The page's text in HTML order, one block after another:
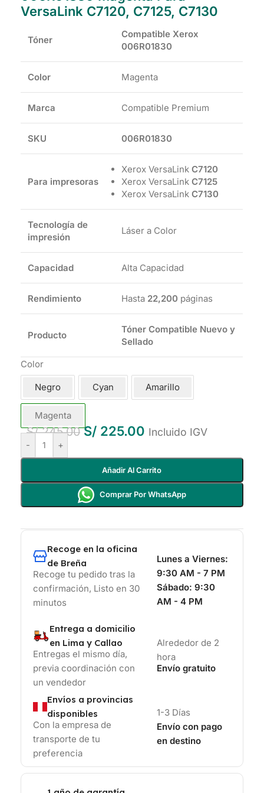
VersaLink C7120, C7125, C7130
Tóner
Compatible Xerox
006R01830
Color Magenta
Marca Compatible Premium
SKU 006R01830
Para impresoras
Xerox VersaLink C7120
Xerox VersaLink C7125
Xerox VersaLink C7130
Tecnología de
impresión
Láser a Color
Capacidad Alta Capacidad
Rendimiento Hasta 22,200 páginas
Producto
Tóner Compatible Nuevo y
Sellado
Color
Negro Cyan Amarillo
Magenta
S/245.00 S/ 225.00 Incluido IGV
- +
Añadir Al Carrito
Comprar Por WhatsApp
Recoge en la oficina
de Breña
Recoge tu pedido tras la
confirmación, Listo en 30
minutos
Lunes a Viernes:
9:30 AM - 7 PM
Sábado: 9:30
AM - 4 PM
Entrega a domicilio
en Lima y Callao
Entregas el mismo día,
previa coordinación con
un vendedor
Alrededor de 2
hora
Envío gratuito
Envíos a provincias
disponibles
Con la empresa de
transporte de tu
preferencia
1-3 Días
Envío con pago
en destino